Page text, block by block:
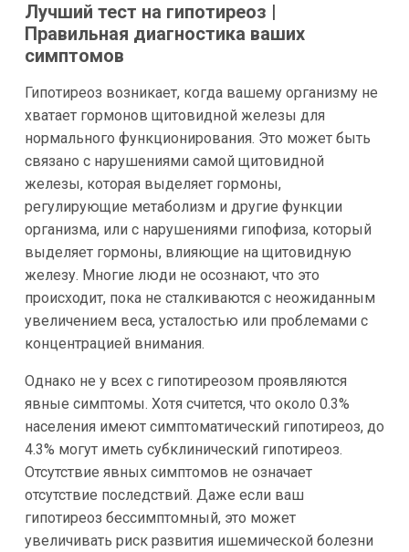
Лучший тест на гипотиреоз |
Правильная диагностика ваших
симптомов
Гипотиреоз возникает, когда вашему организму не
хватает гормонов щитовидной железы для
нормального функционирования. Это может быть
связано с нарушениями самой щитовидной
железы, которая выделяет гормоны,
регулирующие метаболизм и другие функции
организма, или с нарушениями гипофиза, который
выделяет гормоны, влияющие на щитовидную
железу. Многие люди не осознают, что это
происходит, пока не сталкиваются с неожиданным
увеличением веса, усталостью или проблемами с
концентрацией внимания.
Однако не у всех с гипотиреозом проявляются
явные симптомы. Хотя считется, что около 0.3%
населения имеют симптоматический гипотиреоз, до
4.3% могут иметь субклинический гипотиреоз.
Отсутствие явных симптомов не означает
отсутствие последствий. Даже если ваш
гипотиреоз бессимптомный, это может
увеличивать риск развития ишемической болезни